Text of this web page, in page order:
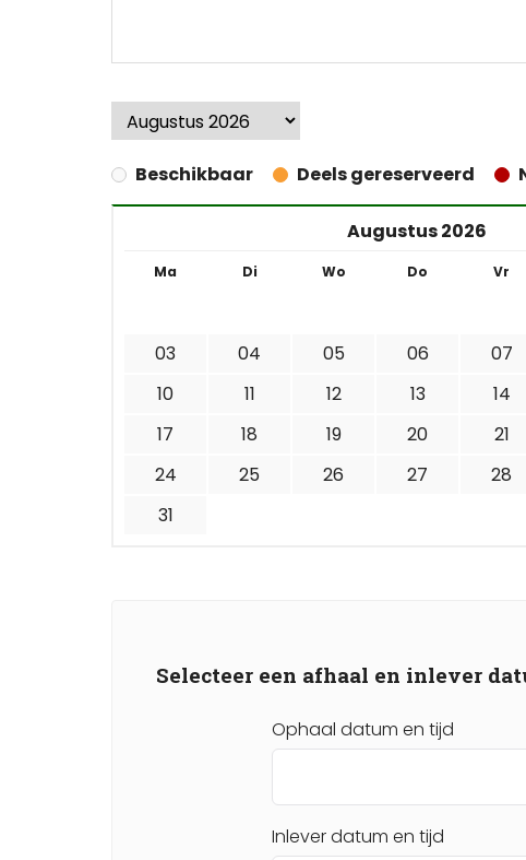
Beschikbaar Deels gereserveerd
Augustus 2026
Ma Di Wo Do Vr
03
04 05 06 07
10
11 12 13 14
17
18 19 20 21
24
25 26 27 28
31
Selecteer een afhaal en inlever
Ophaal datum en tijd
Inlever datum en tijd